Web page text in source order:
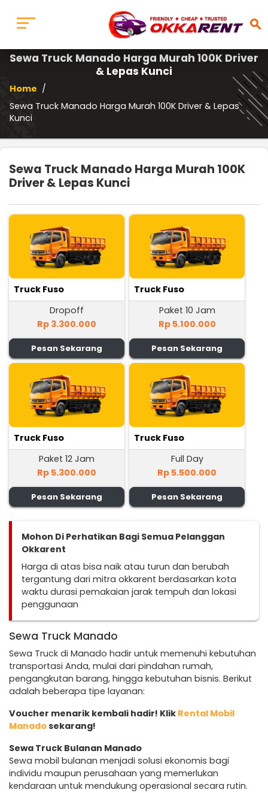
search
Sewa Truck Manado Harga Murah 100K Driver
& Lepas Kunci
Home /
Sewa Truck Manado Harga Murah 100K Driver & Lepas
Kunci
Sewa Truck Manado Harga Murah 100K
Driver & Lepas Kunci
Truck Fuso
Dropoff
Rp 3.300.000
Pesan Sekarang
Truck Fuso
Paket 10 Jam
Rp 5.100.000
Pesan Sekarang
Truck Fuso
Paket 12 Jam
Rp 5.300.000
Pesan Sekarang
Truck Fuso
Full Day
Rp 5.500.000
Pesan Sekarang
Mohon Di Perhatikan Bagi Semua Pelanggan
Okkarent
Harga di atas bisa naik atau turun dan berubah
tergantung dari mitra okkarent berdasarkan kota
waktu durasi pemakaian jarak tempuh dan lokasi
penggunaan
Sewa Truck Manado
Sewa Truck di Manado hadir untuk memenuhi kebutuhan
transportasi Anda, mulai dari pindahan rumah,
pengangkutan barang, hingga kebutuhan bisnis. Berikut
adalah beberapa tipe layanan:
Voucher menarik kembali hadir! Klik Rental Mobil
Manadosekarang!
Sewa Truck Bulanan Manado
Sewa mobil bulanan menjadi solusi ekonomis bagi
individu maupun perusahaan yang memerlukan
kendaraan untuk mendukung operasional secara rutin.